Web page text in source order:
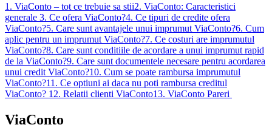
1. ViaConto – tot ce trebuie sa stii2. ViaConto: Caracteristici
generale 3. Ce ofera ViaConto?4. Ce tipuri de credite ofera
ViaConto?5. Care sunt avantajele unui imprumut ViaConto?6. Cum
aplic pentru un imprumut ViaConto?7. Ce costuri are imprumutul
ViaConto?8. Care sunt conditiile de acordare a unui imprumut rapid
de la ViaConto?9. Care sunt documentele necesare pentru acordarea
unui credit ViaConto?10. Cum se poate rambursa imprumutul
ViaConto?11. Ce optiuni ai daca nu poti rambursa creditul
ViaConto? 12. Relatii clienti ViaConto13. ViaConto Pareri
ViaConto